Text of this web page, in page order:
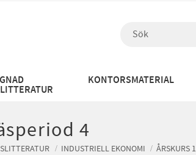
KONTORSMATERIAL
4
INDUSTRIELL EKONOMI ÅRSKURS 1